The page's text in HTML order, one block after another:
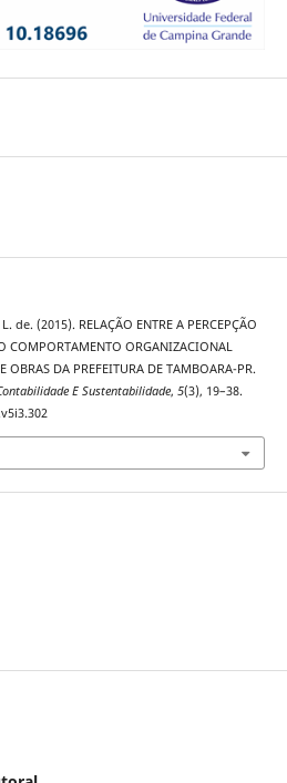
de. (2015). RELAÇÃO ENTRE A PERCEPÇÃO
COMPORTAMENTO ORGANIZACIONAL
OBRAS DA PREFEITURA DE TAMBOARA-PR.
E Sustentabilidade, 5(3), 19–38.